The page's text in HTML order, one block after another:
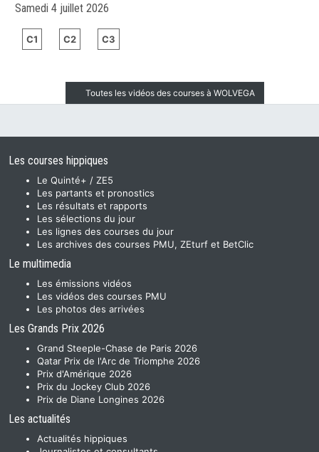
Samedi 4 juillet 2026
C1 C2 C3
Toutes les vidéos des courses à WOLVEGA
Les courses hippiques
Le Quinté+ / ZE5
Les partants et pronostics
Les résultats et rapports
Les sélections du jour
Les lignes des courses du jour
Les archives des courses PMU, ZEturf et BetClic
Le multimedia
Les émissions vidéos
Les vidéos des courses PMU
Les photos des arrivées
Les Grands Prix 2026
Grand Steeple-Chase de Paris 2026
Qatar Prix de l'Arc de Triomphe 2026
Prix d'Amérique 2026
Prix du Jockey Club 2026
Prix de Diane Longines 2026
Les actualités
Actualités hippiques